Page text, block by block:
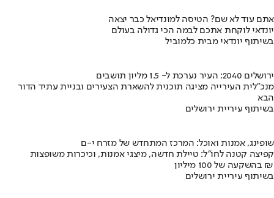
אתם עוד לא שם? הטיסה למונדיאל כבר יצאה
יונדאי לוקחת אתכם לבמה הכי גדולה בעולם
בשיתוף יונדאי מבית כלמוביל
ירושלים 2040: העיר נערכת ל- 1.5 מליון תושבים
מנכ"לית העירייה מציגה תוכנית להשארת הצעירים ובניית עתיד הדור
הבא
בשיתוף עיריית ירושלים
שופינג, אמנות ואוכל: המרכז המתחדש של מזרח י-ם
קפיצה קטנה לחו"ל: טיילת חדשה, מיצגי אמנות, וכיכרות משופצות
בהשקעה של 100 מיליון ₪
בשיתוף עיריית ירושלים